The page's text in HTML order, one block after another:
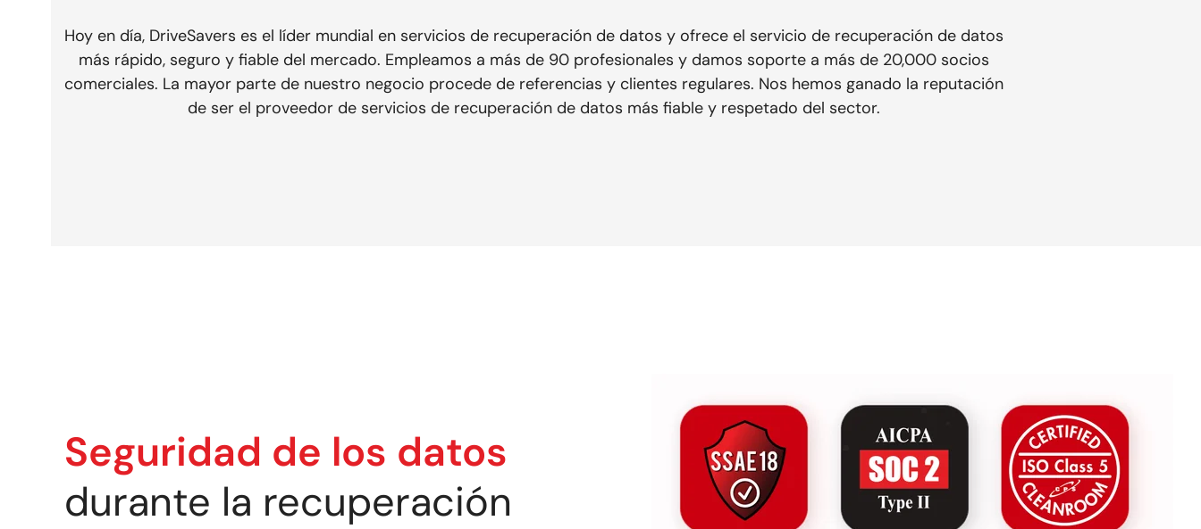
Hoy en día, DriveSavers es el líder mundial en servicios de recuperación de datos y ofrece el servicio de recuperación de datos
más rápido, seguro y fiable del mercado. Empleamos a más de 90 profesionales y damos soporte a más de 20,000 socios
comerciales. La mayor parte de nuestro negocio procede de referencias y clientes regulares. Nos hemos ganado la reputación
de ser el proveedor de servicios de recuperación de datos más fiable y respetado del sector.
Seguridad de los datos
durante la recuperación